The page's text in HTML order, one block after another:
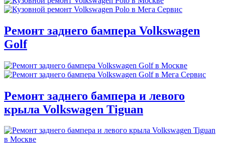
Ремонт заднего бампера Volkswagen
Golf
Ремонт заднего бампера и левого
крыла Volkswagen Tiguan